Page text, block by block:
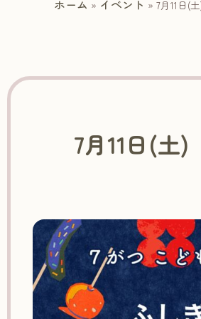
ホーム » イベント »7月11日(
7月11日(土